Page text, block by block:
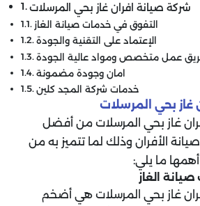
شركة صيانة افران غاز بحي المرسلات
التفوق في خدمات صيانة الغاز
الإعتماد على التقنية والجودة
عمل متخصص ومواد عالية الجودة
امان وجودة مضمونة
خدمات شركة المجد كلين
غاز بحي المرسلات
غاز بحي المرسلات من أفضل
الأفران وذلك لما تتميز به من
ما يلي:
الغاز
غاز بحي المرسلات هي أضخم